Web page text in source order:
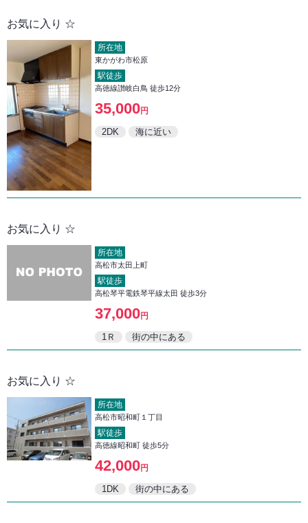
お気に入り ☆
所在地
東かがわ市松原
駅徒歩
高徳線讃岐白鳥 徒歩12分
35,000円
2DK 海に近い
お気に入り ☆
所在地
高松市太田上町
駅徒歩
高松琴平電鉄琴平線太田 徒歩3分
37,000円
1Ｒ 街の中にある
お気に入り ☆
所在地
高松市昭和町１丁目
駅徒歩
高徳線昭和町 徒歩5分
42,000円
1DK 街の中にある